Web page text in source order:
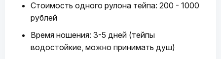
Стоимость одного рулона тейпа: 200 - 1000
рублей
Время ношения: 3-5 дней (тейпы
водостойкие, можно принимать душ)